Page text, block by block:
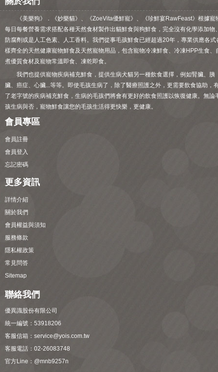
《美樂狗》．《妙樂貓》、《ZoeVita優鮮寵》、《珍鮮宴RawFeast》根據寵
每日每餐營養需求搭配各種天然食材製作出貓鮮食與狗鮮食，完全沒有化學添加物
防腐劑或是人工色素、人工香料。我們從事毛孩鮮食已經超過20年，專業供應各式
樣齊全的天然健康寵物鮮食及天然寵物用品，包含寵物冷凍鮮食、冷凍HPP生食、
煮優質食材及寵物常溫即食、凍乾即食。
我們也提供寵物疾病補充鮮食，提供生病犬貓另一種飲食選擇，例如腎臟、胰
臟、癌症、心臟...等等。即使毛孩生病了，除了醫療照護之外，更需要飲食協助，
了老字號的疾病補充鮮食，生病的毛孩們將會有更好的飲食照護以恢復健康。無論
孩生病與否，寵物鮮食讓您的毛孩生活得更快樂，更健康。
會員專區
會員註冊
會員登入
忘記密碼
更多資訊
詳情介紹
關於我們
會員權益與須知
服務條款
隱私權政策
常見問答
Sitemap
聯絡我們
優異識股份有限公司
統一編號：53918206
客服信箱： service@yois.com.tw
客服電話：02-26083748
官方Line： @mnb9257n